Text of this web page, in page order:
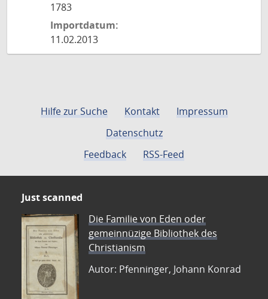
1783
Importdatum:
11.02.2013
Hilfe zur Suche Kontakt
Impressum
Datenschutz
Feedback
RSS-Feed
Just scanned
Die Familie von Eden oder
gemeinnüzige Bibliothek des
Christianism
Autor: Pfenninger, Johann Konrad